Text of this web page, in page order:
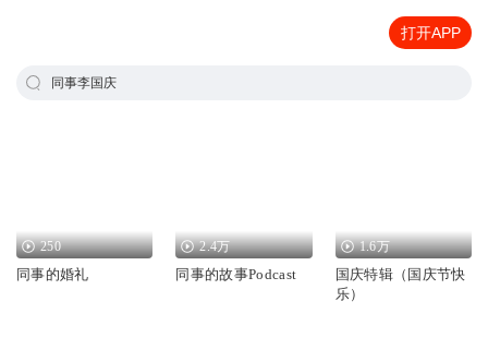
打开APP
同事李国庆
250
同事的婚礼
2.4万
同事的故事Podcast
1.6万
国庆特辑（国庆节快
乐）